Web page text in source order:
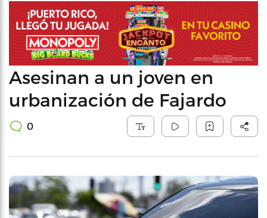
Asesinan a un joven en
urbanización de Fajardo
0